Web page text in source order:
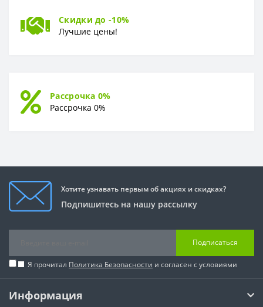
Скидки до -10%
Лучшие цены!
Рассрочка 0%
Рассрочка 0%
Хотите узнавать первым об акциях и скидках?
Подпишитесь на нашу рассылку
Подписаться
Я прочитал Политика Безопасности и согласен с условиями
Информация